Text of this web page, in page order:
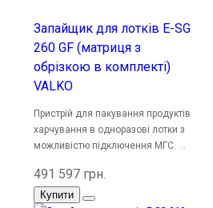
Запайщик для лотків E-SG
260 GF (матриця з
обрізкою в комплекті)
VALKO
Пристрій для пакування продуктів
харчування в одноразові лотки з
можливістю підключення МГС. ..
491 597 грн.
Купити